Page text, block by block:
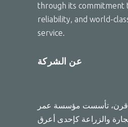
through its commitment
reliability, and world-
service.
عن الشركة
قرن، تأسست مؤسسة عمر
والزراعة كإحدى أعرق